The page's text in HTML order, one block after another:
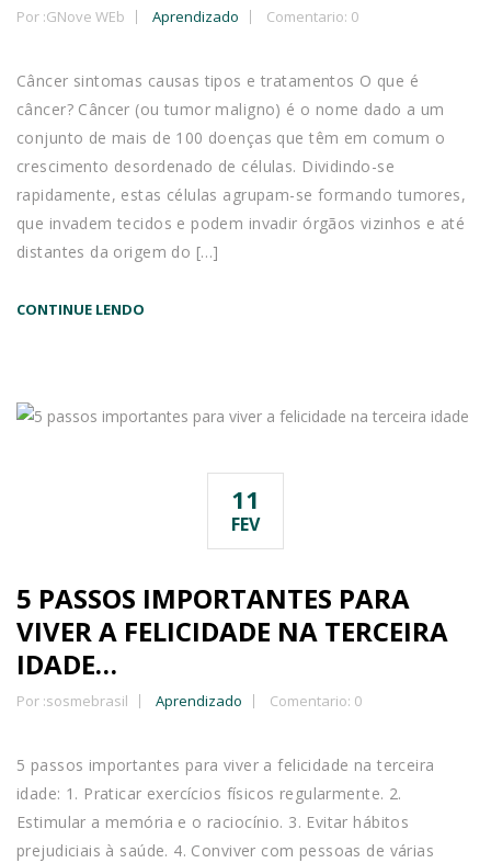
Por :GNove WEb Aprendizado Comentario: 0
Câncer sintomas causas tipos e tratamentos O que é
câncer? Câncer (ou tumor maligno) é o nome dado a um
conjunto de mais de 100 doenças que têm em comum o
crescimento desordenado de células. Dividindo-se
rapidamente, estas células agrupam-se formando tumores,
que invadem tecidos e podem invadir órgãos vizinhos e até
distantes da origem do […]
CONTINUE LENDO
11
FEV
5 PASSOS IMPORTANTES PARA
VIVER A FELICIDADE NA TERCEIRA
IDADE…
Por :sosmebrasil Aprendizado Comentario: 0
5 passos importantes para viver a felicidade na terceira
idade: 1. Praticar exercícios físicos regularmente. 2.
Estimular a memória e o raciocínio. 3. Evitar hábitos
prejudiciais à saúde. 4. Conviver com pessoas de várias